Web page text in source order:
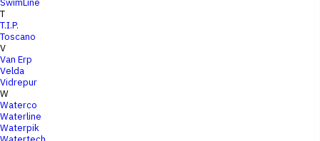
SwimLine
T
T.I.P.
Toscano
V
Van Erp
Velda
Vidrepur
W
Waterco
Waterline
Waterpik